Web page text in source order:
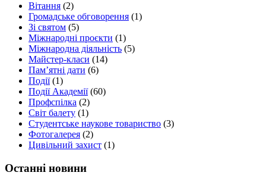
Вітання (2)
Громадське обговорення (1)
Зі святом (5)
Міжнародні проєкти (1)
Міжнародна діяльність (5)
Майстер-класи (14)
Пам’ятні дати (6)
Події(1)
Події Академії(60)
Профспілка (2)
Світ балету (1)
Студентське наукове товариство (3)
Фотогалерея (2)
Цивільний захист (1)
Останні новини